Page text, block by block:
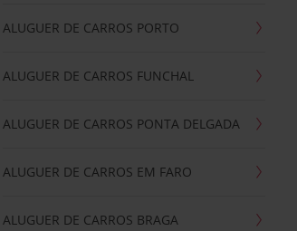
ALUGUER DE CARROS PORTO
ALUGUER DE CARROS FUNCHAL
ALUGUER DE CARROS PONTA DELGADA
ALUGUER DE CARROS EM FARO
ALUGUER DE CARROS BRAGA